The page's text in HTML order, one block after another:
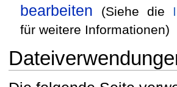
bearbeiten
(Siehe die
für weitere Informationen)